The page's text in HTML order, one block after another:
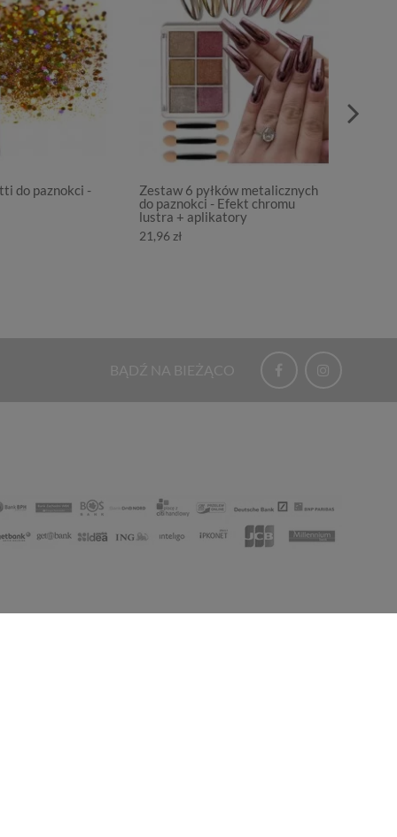
do paznokci -
Zestaw 6 pyłków metalicznych
do paznokci - Efekt chromu
lustra + aplikatory
21,96 zł
BĄDŹ NA BIEŻĄCO